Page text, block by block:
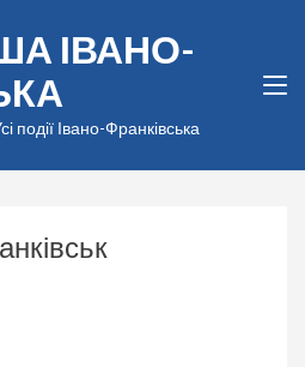
ІВАНО-
події Івано-Франківська